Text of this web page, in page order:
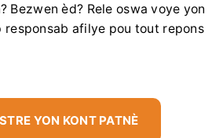
Bezwen èd? Rele oswa voye yon
responsab afilye pou tout repons
YON KONT PATNÈ